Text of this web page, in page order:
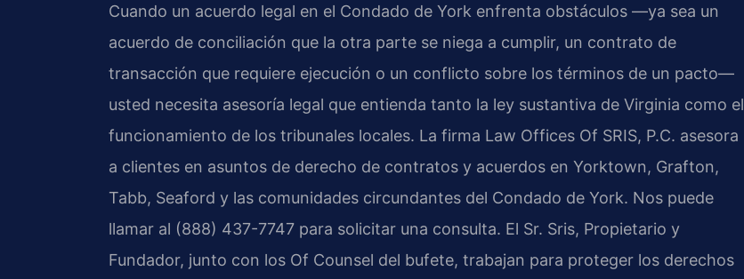
Cuando un acuerdo legal en el Condado de York enfrenta obstáculos —ya sea un
acuerdo de conciliación que la otra parte se niega a cumplir, un contrato de
transacción que requiere ejecución o un conflicto sobre los términos de un pacto—
usted necesita asesoría legal que entienda tanto la ley sustantiva de Virginia como el
funcionamiento de los tribunales locales. La firma Law Offices Of SRIS, P.C. asesora
a clientes en asuntos de derecho de contratos y acuerdos en Yorktown, Grafton,
Tabb, Seaford y las comunidades circundantes del Condado de York. Nos puede
llamar al (888) 437-7747 para solicitar una consulta. El Sr. Sris, Propietario y
Fundador, junto con los Of Counsel del bufete, trabajan para proteger los derechos